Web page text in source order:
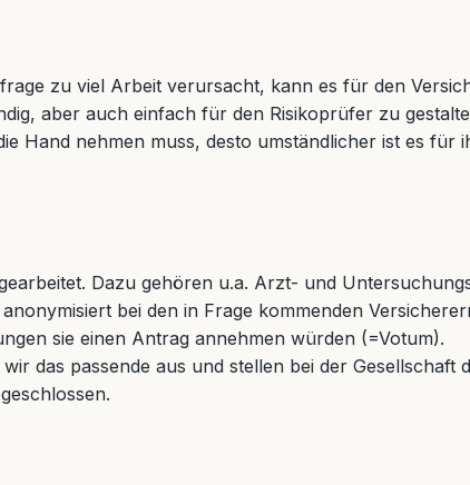
zu viel Arbeit verursacht, kann es für den
aber auch einfach für den Risikoprüfer zu
Hand nehmen muss, desto umständlicher ist es für
Dazu gehören u.a. Arzt- und
bei den in Frage kommenden
sie einen Antrag annehmen würden (=Votum).
das passende aus und stellen bei der Gesellschaft